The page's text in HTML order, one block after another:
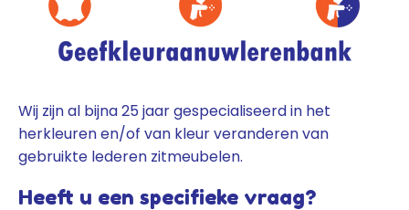
Wij zijn al bijna 25 jaar gespecialiseerd in het
herkleuren en/of van kleur veranderen van
gebruikte lederen zitmeubelen.
Heeft u een specifieke vraag?